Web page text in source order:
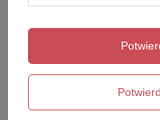
Twój email